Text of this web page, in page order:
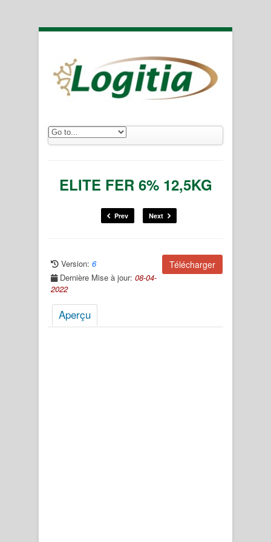
ELITE FER 6% 12,5KG
Prev Next
Télécharger
Version: 6
Dernière Mise à jour: 08-04-
2022
Aperçu